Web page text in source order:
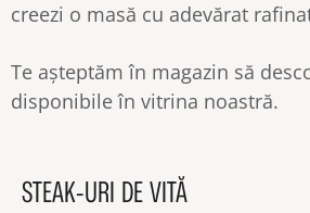
creezi o masă cu adevărat
Te așteptăm în magazin să
disponibile în vitrina noastră.
STEAK-URI DE VITĂ